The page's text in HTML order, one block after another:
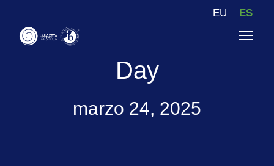
EU ES
Day
marzo 24, 2025